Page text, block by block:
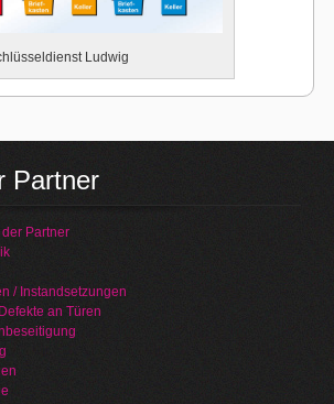
Ludwig
Partner
Partner
/ Instandsetzungen
an Türen